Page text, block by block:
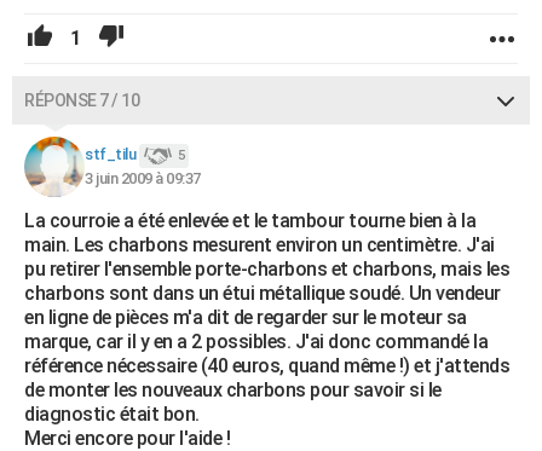
1
RÉPONSE 7 / 10
stf_tilu 5
3 juin 2009 à 09:37
La courroie a été enlevée et le tambour tourne bien à la
main. Les charbons mesurent environ un centimètre. J'ai
pu retirer l'ensemble porte-charbons et charbons, mais les
charbons sont dans un étui métallique soudé. Un vendeur
en ligne de pièces m'a dit de regarder sur le moteur sa
marque, car il y en a 2 possibles. J'ai donc commandé la
référence nécessaire (40 euros, quand même !) et j'attends
de monter les nouveaux charbons pour savoir si le
diagnostic était bon.
Merci encore pour l'aide !